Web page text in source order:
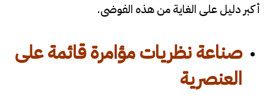
أكبر دليل على الغاية من هذه الفوضى.
صناعة نظريات مؤامرة قائمة على
العنصرية